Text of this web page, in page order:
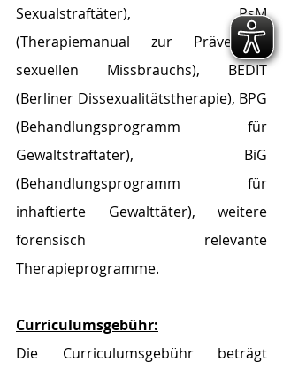
Sexualstraftäter), PsM
(Therapiemanual zur Prävention
sexuellen Missbrauchs), BEDIT
(Berliner Dissexualitätstherapie), BPG
(Behandlungsprogramm für
Gewaltstraftäter), BiG
(Behandlungsprogramm für
inhaftierte Gewalttäter), weitere
forensisch relevante
Therapieprogramme.
Curriculumsgebühr:
Die Curriculumsgebühr beträgt